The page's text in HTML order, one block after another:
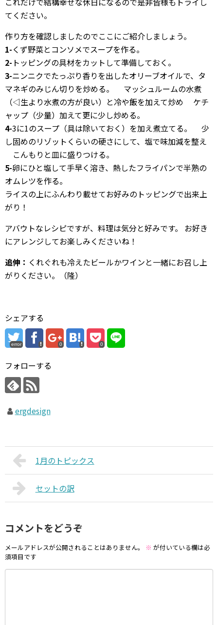
てください。
作り方を確認しましたのでここにご紹介しましょう。
1-くず野菜とコンソメでスープを作る。
2- トッピングの具材をカットして準備しておく。
3-ニンニクでたっぷり香りを出したオリーブオイルで、タ
マネギのみじん切りを炒める。 マッシュルームの水煮
（◁生より水煮の方が良い）と冷や飯を加えて炒め ケチ
ャップ（少量）加えて更に少し炒める。
4-3に1のスープ（具は除いておく）を加え煮立てる。 少
し固めのリゾットくらいの硬さにして、塩で味加減を整え
こんもりと皿に盛りつける。
5-卵にひと塩して手早く溶き、熱したフライパンで半熟の
オムレツを作る。
ライスの上にふんわり載せてお好みのトッピングで出来上
がり！
アバウトなレシピですが、料理は気分と好みです。 お好き
にアレンジしてお楽しみくださいね！
追伸： くれぐれも冷えたビールかワインと一緒にお召し上
がりください。（隆）
シェアする
error 0 0
フォローする
ergdesign
1月のトピックス
セットの訳
コメントをどうぞ
メールアドレスが公開されることはありません。 ※ が付いている欄は必
須項目です